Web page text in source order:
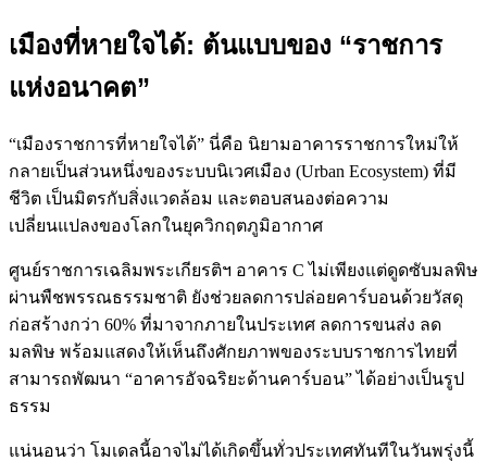
เมืองที่หายใจได้: ต้นแบบของ “ราชการ
แห่งอนาคต”
“เมืองราชการที่หายใจได้” นี่คือ นิยามอาคารราชการใหม่ให้
กลายเป็นส่วนหนึ่งของระบบนิเวศเมือง (Urban Ecosystem) ที่มี
ชีวิต เป็นมิตรกับสิ่งแวดล้อม และตอบสนองต่อความ
เปลี่ยนแปลงของโลกในยุควิกฤตภูมิอากาศ
ศูนย์ราชการเฉลิมพระเกียรติฯ อาคาร C ไม่เพียงแต่ดูดซับมลพิษ
ผ่านพืชพรรณธรรมชาติ ยังช่วยลดการปล่อยคาร์บอนด้วยวัสดุ
ก่อสร้างกว่า 60% ที่มาจากภายในประเทศ ลดการขนส่ง ลด
มลพิษ พร้อมแสดงให้เห็นถึงศักยภาพของระบบราชการไทยที่
สามารถพัฒนา “อาคารอัจฉริยะด้านคาร์บอน” ได้อย่างเป็นรูป
ธรรม
แน่นอนว่า โมเดลนี้อาจไม่ได้เกิดขึ้นทั่วประเทศทันทีในวันพรุ่งนี้